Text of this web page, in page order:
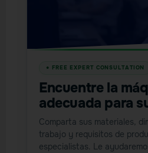
Encuentre la
adecuada para
Comparta sus materiales,
trabajo y requisitos de
especialistas. Le